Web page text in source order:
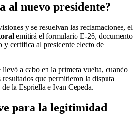
al nuevo presidente?
y se resuelvan las reclamaciones, el
emitirá el formulario E-26, documento
y certifica al presidente electo de
llevó a cabo en la primera vuelta, cuando
que permitieron la disputa
la Espriella e Iván Cepeda.
para la legitimidad